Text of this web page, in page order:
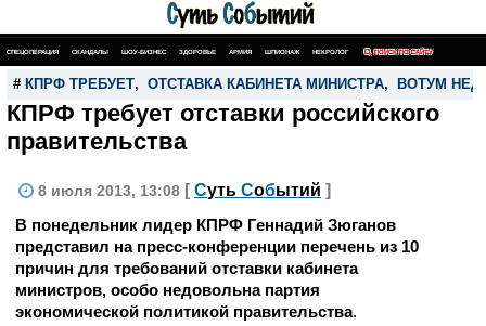
СПЕЦОПЕРАЦИЯ СКАНДАЛЫ ШОУ-БИЗНЕС ЗДОРОВЬЕ АРМИЯ ШПИОНАЖ НЕКРОЛОГ ПОИСК ПО САЙТУ
# КПРФ ТРЕБУЕТ, ОТСТАВКА КАБИНЕТА МИНИСТРА, ВОТУМ
КПРФ требует отставки российского
правительства
8 июля 2013, 13:08 [ Суть Событий ]
В понедельник лидер КПРФ Геннадий Зюганов
представил на пресс-конференции перечень из 10
причин для требований отставки кабинета
министров, особо недовольна партия
экономической политикой правительства.